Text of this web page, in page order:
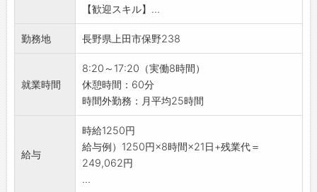
登録はご自宅からお電話で可能です◎
☆----------------------------------------
☆
◆職場見学可能！自分が働くイメージができま
す。
みなさまのご応募を心よりお待ちしております
＾＾
☆
てご応募ください♪
【やりがい】
・受注製品により形が異なるため、常に新しい
・金型を最初から最後まで担当することで、達
成感とやりがいのある仕事です◎
【職場の雰囲気】
・和気あいあいとしていて、風通しのいい職場
です♪
【研修制度】
【歓迎スキル】...
勤務地 長野県上田市保野238
就業時間
8:20～17:20（実働8時間）
休憩時間：60分
時間外勤務：月平均25時間
給与
時給1250円
給与例）1250円×8時間×21日+残業代＝
249,062円
...